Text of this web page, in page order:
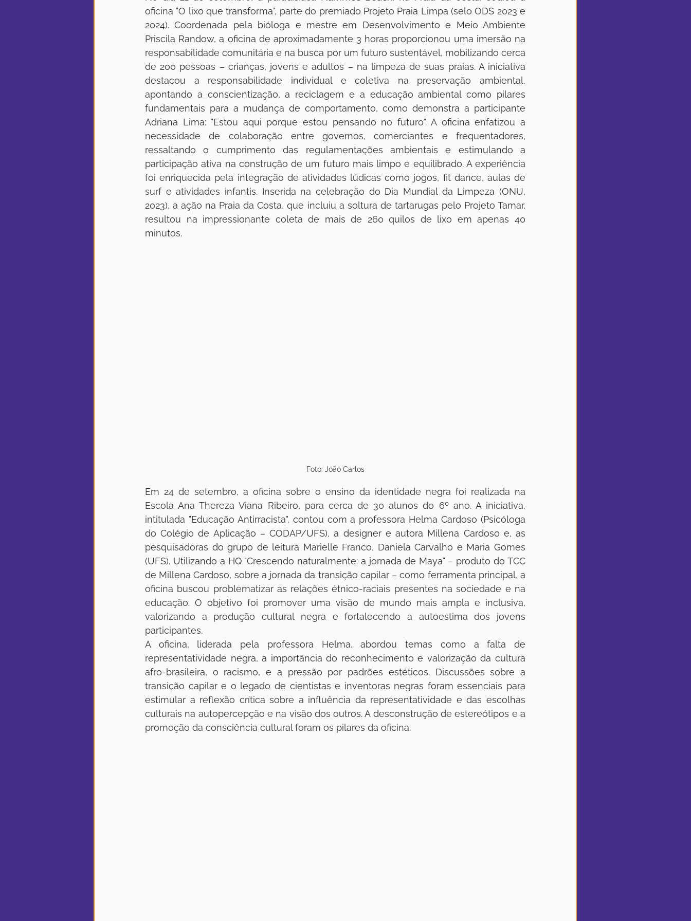
oficina "O lixo que transforma", parte do premiado Projeto Praia Limpa (selo ODS 2023 e
2024). Coordenada pela bióloga e mestre em Desenvolvimento e Meio Ambiente
Priscila Randow, a oficina de aproximadamente 3 horas proporcionou uma imersão na
responsabilidade comunitária e na busca por um futuro sustentável, mobilizando cerca
de 200 pessoas – crianças, jovens e adultos – na limpeza de suas praias. A iniciativa
destacou a responsabilidade individual e coletiva na preservação ambiental,
apontando a conscientização, a reciclagem e a educação ambiental como pilares
fundamentais para a mudança de comportamento, como demonstra a participante
Adriana Lima: "Estou aqui porque estou pensando no futuro". A oficina enfatizou a
necessidade de colaboração entre governos, comerciantes e frequentadores,
ressaltando o cumprimento das regulamentações ambientais e estimulando a
participação ativa na construção de um futuro mais limpo e equilibrado. A experiência
foi enriquecida pela integração de atividades lúdicas como jogos, fit dance, aulas de
surf e atividades infantis. Inserida na celebração do Dia Mundial da Limpeza (ONU,
2023), a ação na Praia da Costa, que incluiu a soltura de tartarugas pelo Projeto Tamar,
resultou na impressionante coleta de mais de 260 quilos de lixo em apenas 40
minutos.
Foto: João Carlos
Em 24 de setembro, a oficina sobre o ensino da identidade negra foi realizada na
Escola Ana Thereza Viana Ribeiro, para cerca de 30 alunos do 6º ano. A iniciativa,
intitulada "Educação Antirracista", contou com a professora Helma Cardoso (Psicóloga
do Colégio de Aplicação – CODAP/UFS), a designer e autora Millena Cardoso e, as
pesquisadoras do grupo de leitura Marielle Franco, Daniela Carvalho e Maria Gomes
(UFS). Utilizando a HQ "Crescendo naturalmente: a jornada de Maya" – produto do TCC
de Millena Cardoso, sobre a jornada da transição capilar – como ferramenta principal, a
oficina buscou problematizar as relações étnico-raciais presentes na sociedade e na
educação. O objetivo foi promover uma visão de mundo mais ampla e inclusiva,
valorizando a produção cultural negra e fortalecendo a autoestima dos jovens
participantes.
A oficina, liderada pela professora Helma, abordou temas como a falta de
representatividade negra, a importância do reconhecimento e valorização da cultura
afro-brasileira, o racismo, e a pressão por padrões estéticos. Discussões sobre a
transição capilar e o legado de cientistas e inventoras negras foram essenciais para
estimular a reflexão crítica sobre a influência da representatividade e das escolhas
culturais na autopercepção e na visão dos outros. A desconstrução de estereótipos e a
promoção da consciência cultural foram os pilares da oficina.